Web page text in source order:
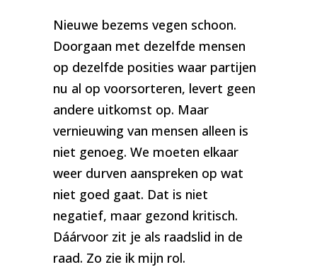
Nieuwe bezems vegen schoon.
Doorgaan met dezelfde mensen
op dezelfde posities waar partijen
nu al op voorsorteren, levert geen
andere uitkomst op. Maar
vernieuwing van mensen alleen is
niet genoeg. We moeten elkaar
weer durven aanspreken op wat
niet goed gaat. Dat is niet
negatief, maar gezond kritisch.
Dáárvoor zit je als raadslid in de
raad. Zo zie ik mijn rol.